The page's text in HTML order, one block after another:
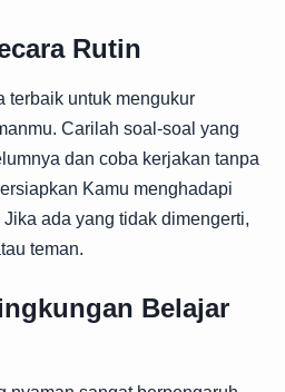
Rutin
terbaik untuk mengukur
Carilah soal-soal yang
dan coba kerjakan tanpa
Kamu menghadapi
ada yang tidak dimengerti,
teman.
Belajar